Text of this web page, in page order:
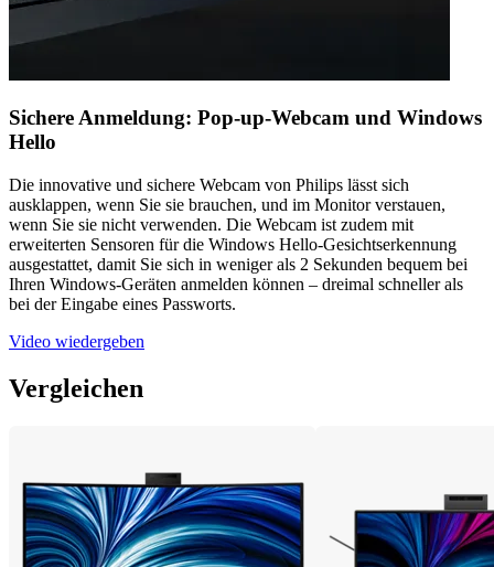
Sichere Anmeldung: Pop-up-Webcam und Windows
Hello
Die innovative und sichere Webcam von Philips lässt sich
ausklappen, wenn Sie sie brauchen, und im Monitor verstauen,
wenn Sie sie nicht verwenden. Die Webcam ist zudem mit
erweiterten Sensoren für die Windows Hello-Gesichtserkennung
ausgestattet, damit Sie sich in weniger als 2 Sekunden bequem bei
Ihren Windows-Geräten anmelden können – dreimal schneller als
bei der Eingabe eines Passworts.
Video wiedergeben
Vergleichen